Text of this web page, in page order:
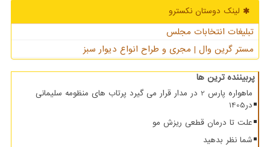
لینک دوستان نكسترو
تبلیغات انتخابات مجلس
مستر گرین وال | مجری و طراح انواع دیوار سبز
پربیننده ترین ها
ماهواره پارس 2 در مدار قرار می گیرد پرتاب های منظومه سلیمانی
در1405
علت تا درمان قطعی ریزش مو
شما نظر بدهید